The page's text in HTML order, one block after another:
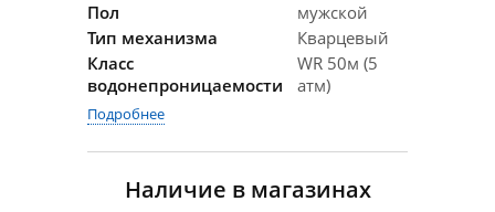
Пол
мужской
Тип механизма
Кварцевый
Класс
водонепроницаемости
WR 50м (5
атм)
Подробнее
Наличие в магазинах